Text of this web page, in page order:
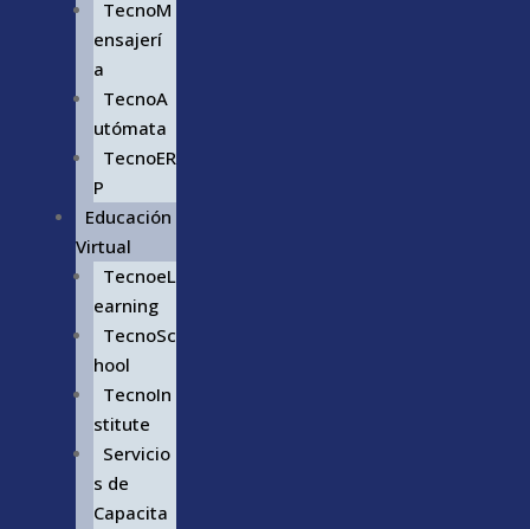
TecnoM
ensajerí
a
TecnoA
utómata
TecnoER
P
Educación
Virtual
TecnoeL
earning
TecnoSc
hool
TecnoIn
stitute
Servicio
s de
Capacita